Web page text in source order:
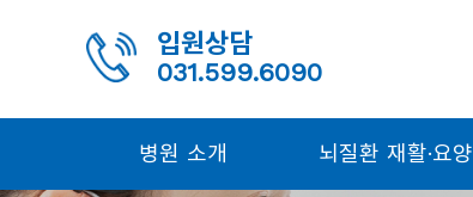
입원상담
031.599.6090
병원 소개 뇌질환 재활·요양